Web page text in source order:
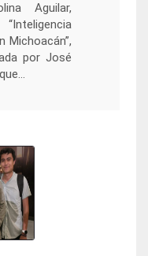
Aguilar,
Michoacán”,
por José